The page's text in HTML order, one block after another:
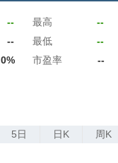
-- 最高
--
-- 最低
--
0% 市盈率 --
5日 日K 周K